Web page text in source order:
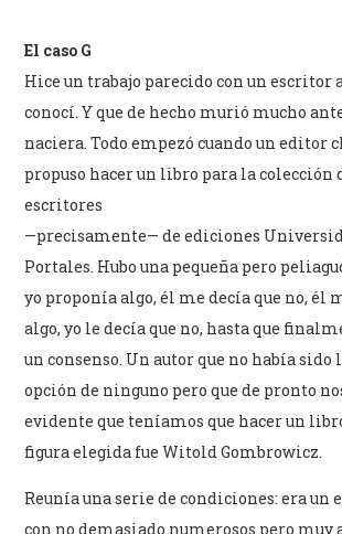
El caso G
Hice un trabajo parecido con un escritor
conocí. Y que de hecho murió mucho
naciera. Todo empezó cuando un editor
propuso hacer un libro para la colección
escritores
—precisamente— de ediciones
Portales. Hubo una pequeña pero
yo proponía algo, él me decía que no, él
algo, yo le decía que no, hasta que
un consenso. Un autor que no había
opción de ninguno pero que de pronto
evidente que teníamos que hacer un
figura elegida fue Witold Gombrowicz.
Reunía una serie de condiciones: era un
con no demasiado numerosos pero muy